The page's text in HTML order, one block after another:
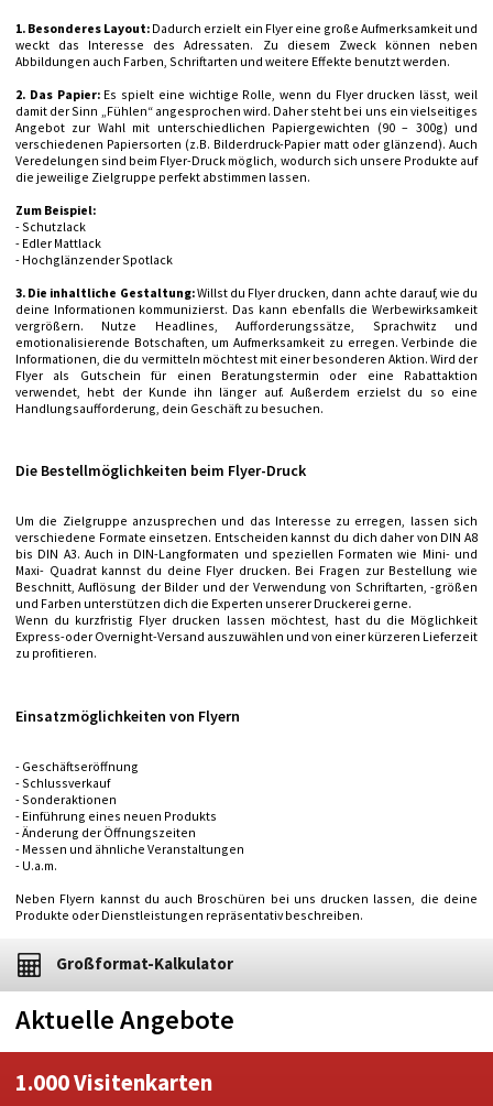
1. Besonderes Layout: Dadurch erzielt ein Flyer eine große Aufmerksamkeit und
weckt das Interesse des Adressaten. Zu diesem Zweck können neben
Abbildungen auch Farben, Schriftarten und weitere Effekte benutzt werden.
2. Das Papier:Es spielt eine wichtige Rolle, wenn du Flyer drucken lässt, weil
damit der Sinn „Fühlen“ angesprochen wird. Daher steht bei uns ein vielseitiges
Angebot zur Wahl mit unterschiedlichen Papiergewichten (90 – 300g) und
verschiedenen Papiersorten (z.B. Bilderdruck-Papier matt oder glänzend). Auch
Veredelungen sind beim Flyer-Druck möglich, wodurch sich unsere Produkte auf
die jeweilige Zielgruppe perfekt abstimmen lassen.
Zum Beispiel:
- Schutzlack
- Edler Mattlack
- Hochglänzender Spotlack
3. Die inhaltliche Gestaltung:Willst du Flyer drucken, dann achte darauf, wie du
deine Informationen kommunizierst. Das kann ebenfalls die Werbewirksamkeit
vergrößern. Nutze Headlines, Aufforderungssätze, Sprachwitz und
emotionalisierende Botschaften, um Aufmerksamkeit zu erregen. Verbinde die
Informationen, die du vermitteln möchtest mit einer besonderen Aktion. Wird der
Flyer als Gutschein für einen Beratungstermin oder eine Rabattaktion
verwendet, hebt der Kunde ihn länger auf. Außerdem erzielst du so eine
Handlungsaufforderung, dein Geschäft zu besuchen.
Die Bestellmöglichkeiten beim Flyer-Druck
Um die Zielgruppe anzusprechen und das Interesse zu erregen, lassen sich
verschiedene Formate einsetzen. Entscheiden kannst du dich daher von DIN A8
bis DIN A3. Auch in DIN-Langformaten und speziellen Formaten wie Mini- und
Maxi- Quadrat kannst du deine Flyer drucken. Bei Fragen zur Bestellung wie
Beschnitt, Auflösung der Bilder und der Verwendung von Schriftarten, -größen
und Farben unterstützen dich die Experten unserer Druckerei gerne.
Wenn du kurzfristig Flyer drucken lassen möchtest, hast du die Möglichkeit
Express-oder Overnight-Versand auszuwählen und von einer kürzeren Lieferzeit
zu profitieren.
Einsatzmöglichkeiten von Flyern
- Geschäftseröffnung
- Schlussverkauf
- Sonderaktionen
- Einführung eines neuen Produkts
- Änderung der Öffnungszeiten
- Messen und ähnliche Veranstaltungen
- U.a.m.
Neben Flyern kannst du auch Broschüren bei uns drucken lassen, die deine
Produkte oder Dienstleistungen repräsentativ beschreiben.
Großformat-Kalkulator
Aktuelle Angebote
1.000 Visitenkarten